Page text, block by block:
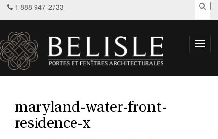
1 888 947-2733
maryland-water-front-
residence-x